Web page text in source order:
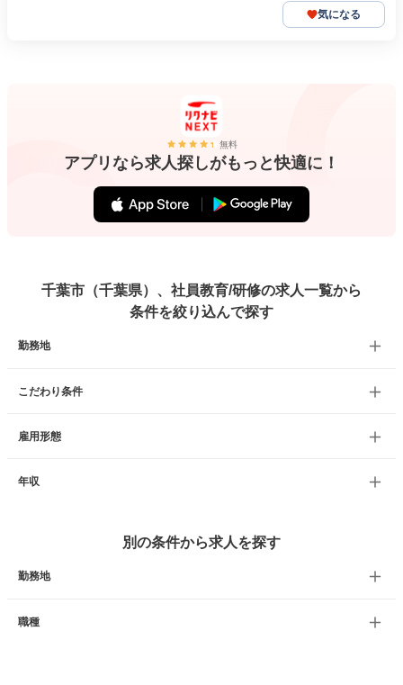
気になる
無料
アプリなら求人探しがもっと快適に！
千葉市（千葉県）、社員教育/研修の求人一覧から
条件を絞り込んで探す
勤務地
こだわり条件
雇用形態
年収
別の条件から求人を探す
勤務地
職種